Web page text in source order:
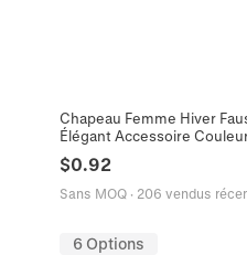
Chapeau Femme Hiver
Élégant Accessoire
$0.92
Sans MOQ· 206 vendus
6 Options